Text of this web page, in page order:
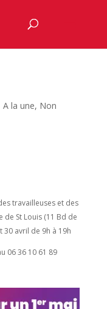
A la une, Non
travailleuses et des
St Louis (11 Bd de
30 avril de 9h à 19h
06 36 10 61 89